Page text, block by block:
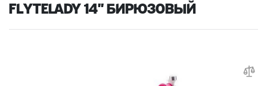
FlyteLady 14" Бирюзовый